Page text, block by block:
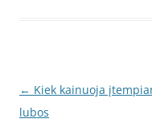
Įrašo
navigacija
← Kiek kainuoja
lubos